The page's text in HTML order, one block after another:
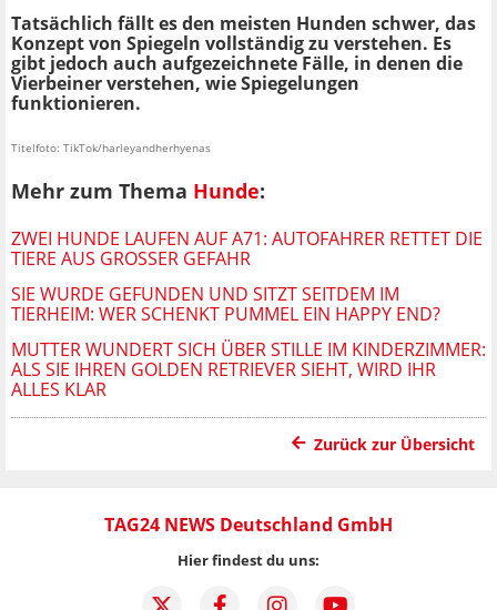
Tatsächlich fällt es den meisten Hunden schwer, das
Konzept von Spiegeln vollständig zu verstehen. Es
gibt jedoch auch aufgezeichnete Fälle, in denen die
Vierbeiner verstehen, wie Spiegelungen
funktionieren.
Titelfoto: TikTok/harleyandherhyenas
Mehr zum Thema Hunde:
ZWEI HUNDE LAUFEN AUF A71: AUTOFAHRER RETTET DIE
TIERE AUS GROSSER GEFAHR
SIE WURDE GEFUNDEN UND SITZT SEITDEM IM
TIERHEIM: WER SCHENKT PUMMEL EIN HAPPY END?
MUTTER WUNDERT SICH ÜBER STILLE IM KINDERZIMMER:
ALS SIE IHREN GOLDEN RETRIEVER SIEHT, WIRD IHR
ALLES KLAR
Zurück zur Übersicht
TAG24 NEWS Deutschland GmbH
Hier findest du uns: